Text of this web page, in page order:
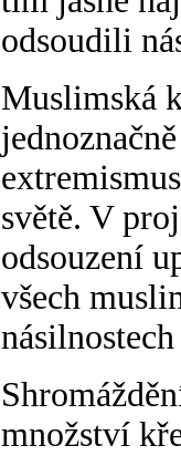
odsoudili
Muslimská
světě. V
odsouzení
všech
množství